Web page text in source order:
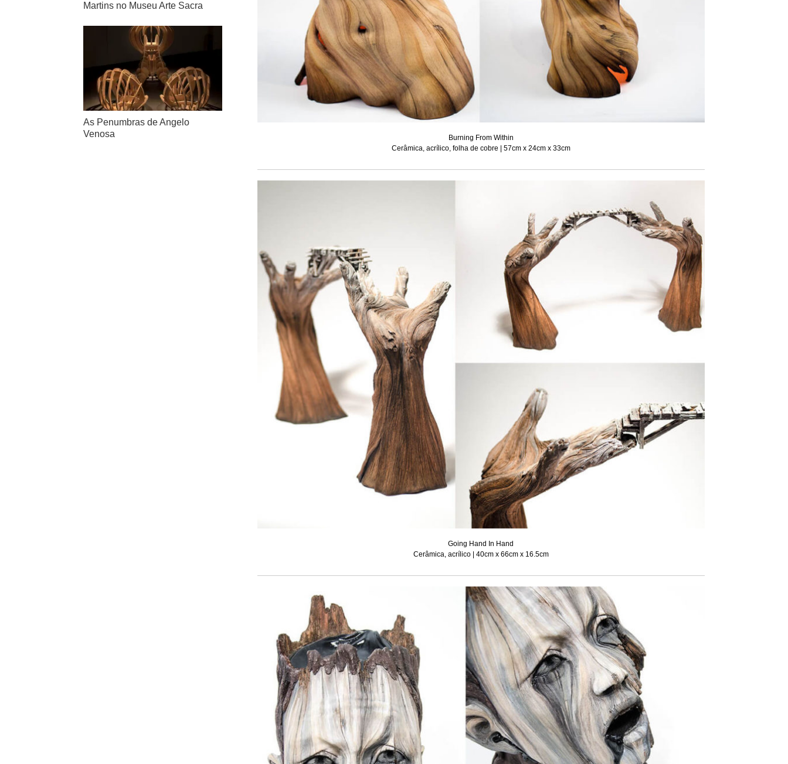
Burning From Within
Cerâmica, acrílico, folha de cobre | 57cm x 24cm x 33cm
Going Hand In Hand
Cerâmica, acrílico | 40cm x 66cm x 16.5cm
Martins no Museu Arte Sacra
As Penumbras de Angelo
Venosa